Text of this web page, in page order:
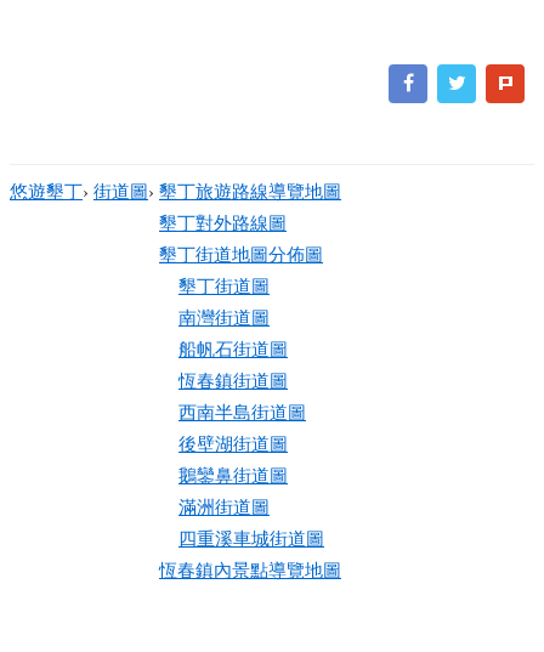
悠遊墾丁› 街道圖› 墾丁旅遊路線導覽地圖
墾丁對外路線圖
墾丁街道地圖分佈圖
墾丁街道圖
南灣街道圖
船帆石街道圖
恆春鎮街道圖
西南半島街道圖
後壁湖街道圖
鵝鑾鼻街道圖
滿洲街道圖
四重溪車城街道圖
恆春鎮內景點導覽地圖